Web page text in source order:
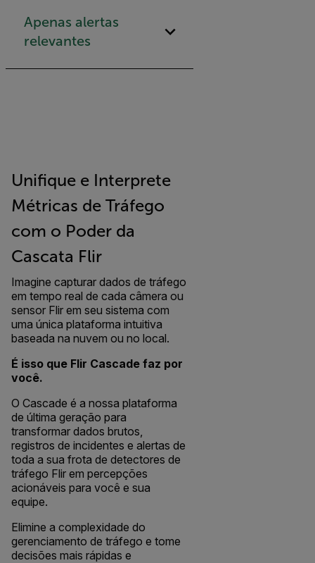
Apenas alertas
relevantes
Unifique e Interprete
Métricas de Tráfego
com o Poder da
Cascata Flir
Imagine capturar dados de tráfego
em tempo real de cada câmera ou
sensor Flir em seu sistema com
uma única plataforma intuitiva
baseada na nuvem ou no local.
É isso que Flir Cascade faz por
você.
O Cascade é a nossa plataforma
de última geração para
transformar dados brutos,
registros de incidentes e alertas de
toda a sua frota de detectores de
tráfego Flir em percepções
acionáveis para você e sua
equipe.
Elimine a complexidade do
gerenciamento de tráfego e tome
decisões mais rápidas e